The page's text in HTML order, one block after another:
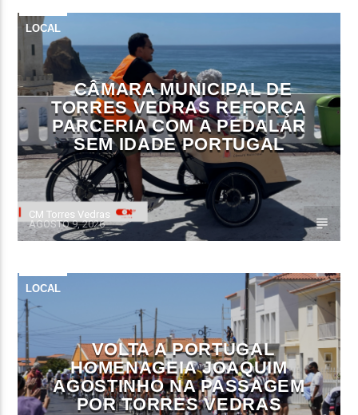
LOCAL
CÂMARA MUNICIPAL DE
TORRES VEDRAS REFORÇA
PARCERIA COM A PEDALAR
SEM IDADE PORTUGAL
CM Torres Vedras
AGOSTO 9, 2026
LOCAL
VOLTA A PORTUGAL
HOMENAGEIA JOAQUIM
AGOSTINHO NA PASSAGEM
POR TORRES VEDRAS